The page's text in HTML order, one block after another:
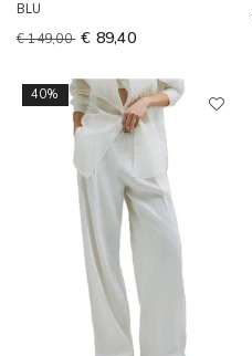
BLU
€ 149,00 € 89,40
40%